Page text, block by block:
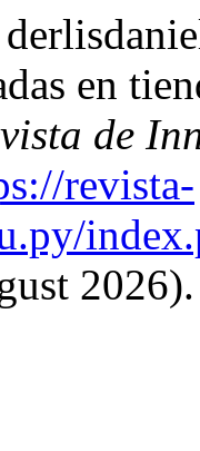
en
de
revista-
2026).